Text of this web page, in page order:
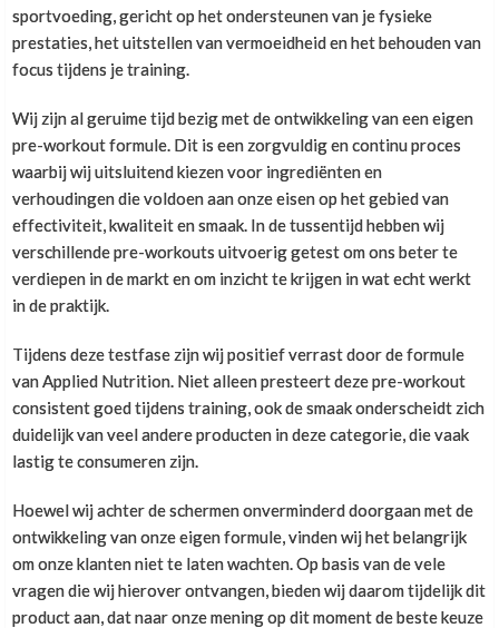
sportvoeding, gericht op het ondersteunen van je fysieke
prestaties, het uitstellen van vermoeidheid en het behouden van
focus tijdens je training.
Wij zijn al geruime tijd bezig met de ontwikkeling van een eigen
pre-workout formule. Dit is een zorgvuldig en continu proces
waarbij wij uitsluitend kiezen voor ingrediënten en
verhoudingen die voldoen aan onze eisen op het gebied van
effectiviteit, kwaliteit en smaak. In de tussentijd hebben wij
verschillende pre-workouts uitvoerig getest om ons beter te
verdiepen in de markt en om inzicht te krijgen in wat echt werkt
in de praktijk.
Tijdens deze testfase zijn wij positief verrast door de formule
van Applied Nutrition. Niet alleen presteert deze pre-workout
consistent goed tijdens training, ook de smaak onderscheidt zich
duidelijk van veel andere producten in deze categorie, die vaak
lastig te consumeren zijn.
Hoewel wij achter de schermen onverminderd doorgaan met de
ontwikkeling van onze eigen formule, vinden wij het belangrijk
om onze klanten niet te laten wachten. Op basis van de vele
vragen die wij hierover ontvangen, bieden wij daarom tijdelijk dit
product aan, dat naar onze mening op dit moment de beste keuze